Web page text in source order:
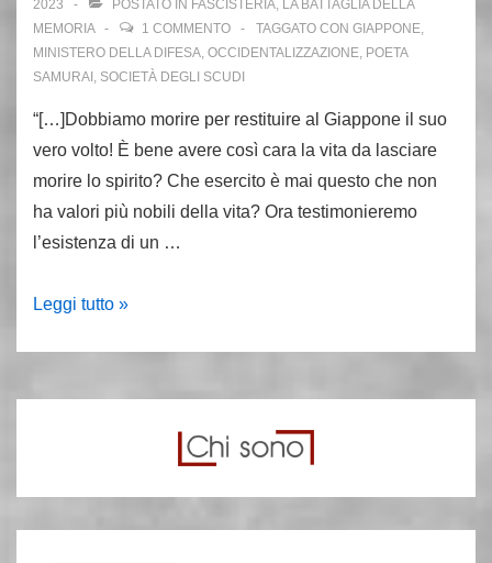
2023
POSTATO IN FASCISTERIA, LA BATTAGLIA DELLA
MEMORIA
1 COMMENTO TAGGATO CON GIAPPONE,
MINISTERO DELLA DIFESA, OCCIDENTALIZZAZIONE, POETA
SAMURAI , SOCIETÀ DEGLI SCUDI
“[…]Dobbiamo morire per restituire al Giappone il suo
vero volto! È bene avere così cara la vita da lasciare
morire lo spirito? Che esercito è mai questo che non
ha valori più nobili della vita? Ora testimonieremo
l’esistenza di un …
25
Yukio
Leggi tutto »